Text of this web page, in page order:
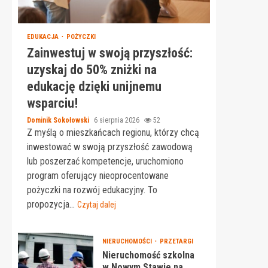
EDUKACJA POŻYCZKI
Zainwestuj w swoją przyszłość:
uzyskaj do 50% zniżki na
edukację dzięki unijnemu
wsparciu!
Dominik Sokołowski 6 sierpnia 2026 52
Z myślą o mieszkańcach regionu, którzy chcą
inwestować w swoją przyszłość zawodową
lub poszerzać kompetencje, uruchomiono
program oferujący nieoprocentowane
pożyczki na rozwój edukacyjny. To
propozycja... Czytaj dalej
NIERUCHOMOŚCI PRZETARGI
Nieruchomość szkolna